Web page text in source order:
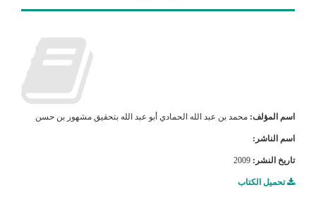
اسم المؤلف: محمد بن عبد الله الحمادي أبو عبد الله بتحقيق مشهور بن حسن
اسم الناشر:
تاريخ النشر: 2009
تحميل الكتاب